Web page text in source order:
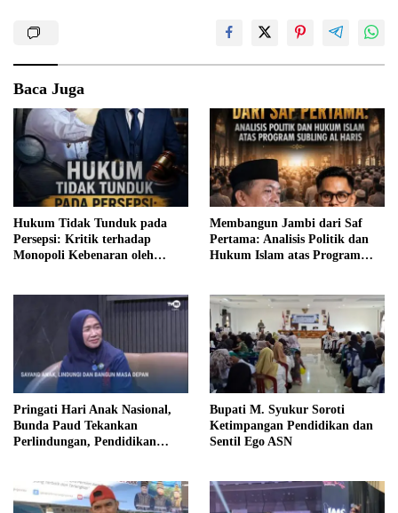
Baca Juga
Hukum Tidak Tunduk pada
Persepsi: Kritik terhadap
Monopoli Kebenaran oleh
Membangun Jambi dari Saf
Pertama: Analisis Politik dan
Hukum Islam atas Program
Pringati Hari Anak Nasional,
Bunda Paud Tekankan
Perlindungan, Pendidikan
Bupati M. Syukur Soroti
Ketimpangan Pendidikan dan
Sentil Ego ASN